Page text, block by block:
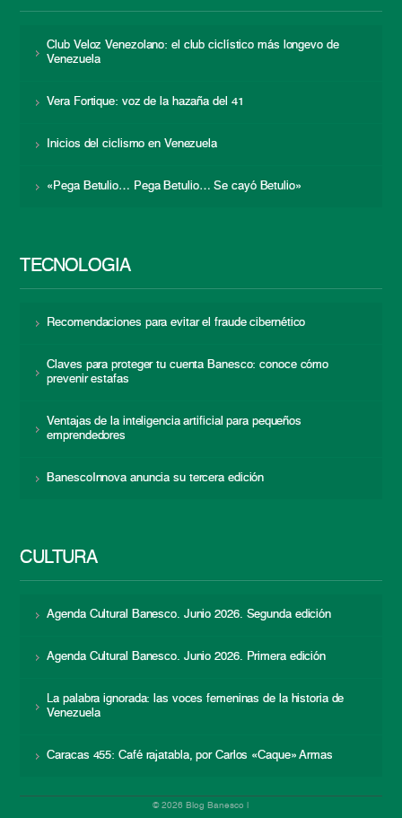
Club Veloz Venezolano: el club ciclístico más longevo de
Venezuela
Vera Fortique: voz de la hazaña del 41
Inicios del ciclismo en Venezuela
«Pega Betulio… Pega Betulio… Se cayó Betulio»
TECNOLOGÍA
Recomendaciones para evitar el fraude cibernético
Claves para proteger tu cuenta Banesco: conoce cómo
prevenir estafas
Ventajas de la inteligencia artificial para pequeños
emprendedores
BanescoInnova anuncia su tercera edición
CULTURA
Agenda Cultural Banesco. Junio 2026. Segunda edición
Agenda Cultural Banesco. Junio 2026. Primera edición
La palabra ignorada: las voces femeninas de la historia de
Venezuela
Caracas 455: Café rajatabla, por Carlos «Caque» Armas
© 2026 Blog Banesco |